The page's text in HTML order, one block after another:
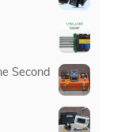
Second